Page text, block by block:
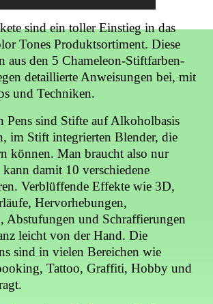
sind ein toller Einstieg in das
Tones Produktsortiment. Diese
aus den 5 Chameleon-Stiftfarben-
detaillierte Anweisungen bei, mit
und Techniken.
Pens sind Stifte auf Alkoholbasis
im Stift integrierten Blender, die
können. Man braucht also nur
damit 10 verschiedene
Verblüffende Effekte wie 3D,
Hervorhebungen,
Abstufungen und Schraffierungen
leicht von der Hand. Die
sind in vielen Bereichen wie
Tattoo, Graffiti, Hobby und